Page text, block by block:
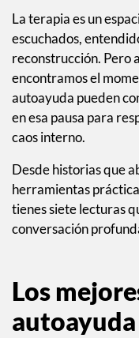
La terapia es un
escuchados,
reconstrucción. Pero
encontramos el
autoayuda pueden
en esa pausa para
caos interno.
Desde historias que
herramientas
tienes siete lecturas
conversación
Los